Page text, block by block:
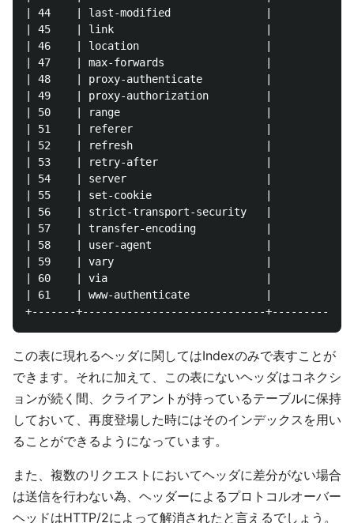
| 44    | last-modified               |
| 45    | link                        |
| 46    | location                    |
| 47    | max-forwards                |
| 48    | proxy-authenticate          |
| 49    | proxy-authorization         |
| 50    | range                       |
| 51    | referer                     |
| 52    | refresh                     |
| 53    | retry-after                 |
| 54    | server                      |
| 55    | set-cookie                  |
| 56    | strict-transport-security   |
| 57    | transfer-encoding           |
| 58    | user-agent                  |
| 59    | vary                        |
| 60    | via                         |
| 61    | www-authenticate            |
この表に現れるヘッダに関してはIndexのみで表すことが
できます。それに加えて、この表にないヘッダはコネクシ
ョンが続く間、クライアントが持っているテーブルに保持
しておいて、再度登場した時にはそのインデックスを用い
ることができるようになっています。
また、複数のリクエストにおいてヘッダに差分がない場合
は送信を行わない為、ヘッダーによるプロトコルオーバー
ヘッドはHTTP/2によって解消されたと言えるでしょう。